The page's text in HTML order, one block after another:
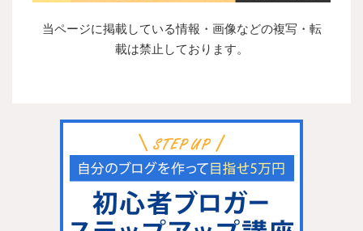
当ページに掲載している情報・画像などの複写・転
載は禁止しております。